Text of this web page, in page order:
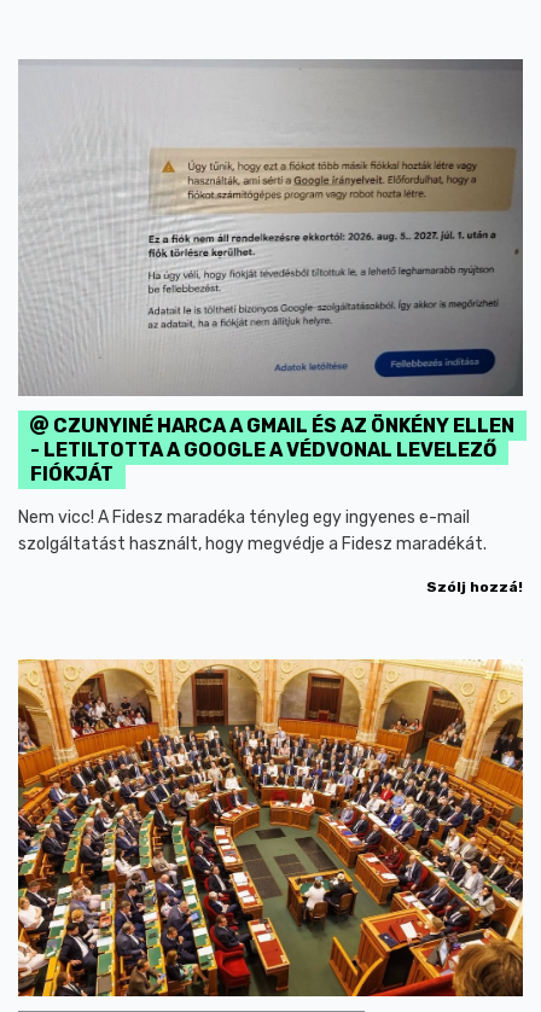
CZUNYINÉ HARCA A GMAIL ÉS AZ ÖNKÉNY ELLEN
- LETILTOTTA A GOOGLE A VÉDVONAL LEVELEZŐ
FIÓKJÁT
Nem vicc! A Fidesz maradéka tényleg egy ingyenes e-mail
szolgáltatást használt, hogy megvédje a Fidesz maradékát.
Szólj hozzá!